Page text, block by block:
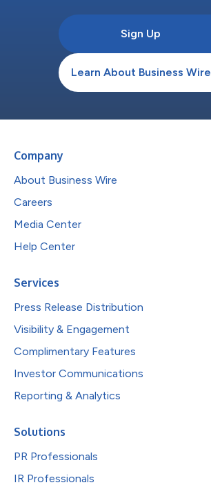
Sign Up
Learn About Business Wire
Company
About Business Wire
Careers
Media Center
Help Center
Services
Press Release Distribution
Visibility & Engagement
Complimentary Features
Investor Communications
Reporting & Analytics
Solutions
PR Professionals
IR Professionals